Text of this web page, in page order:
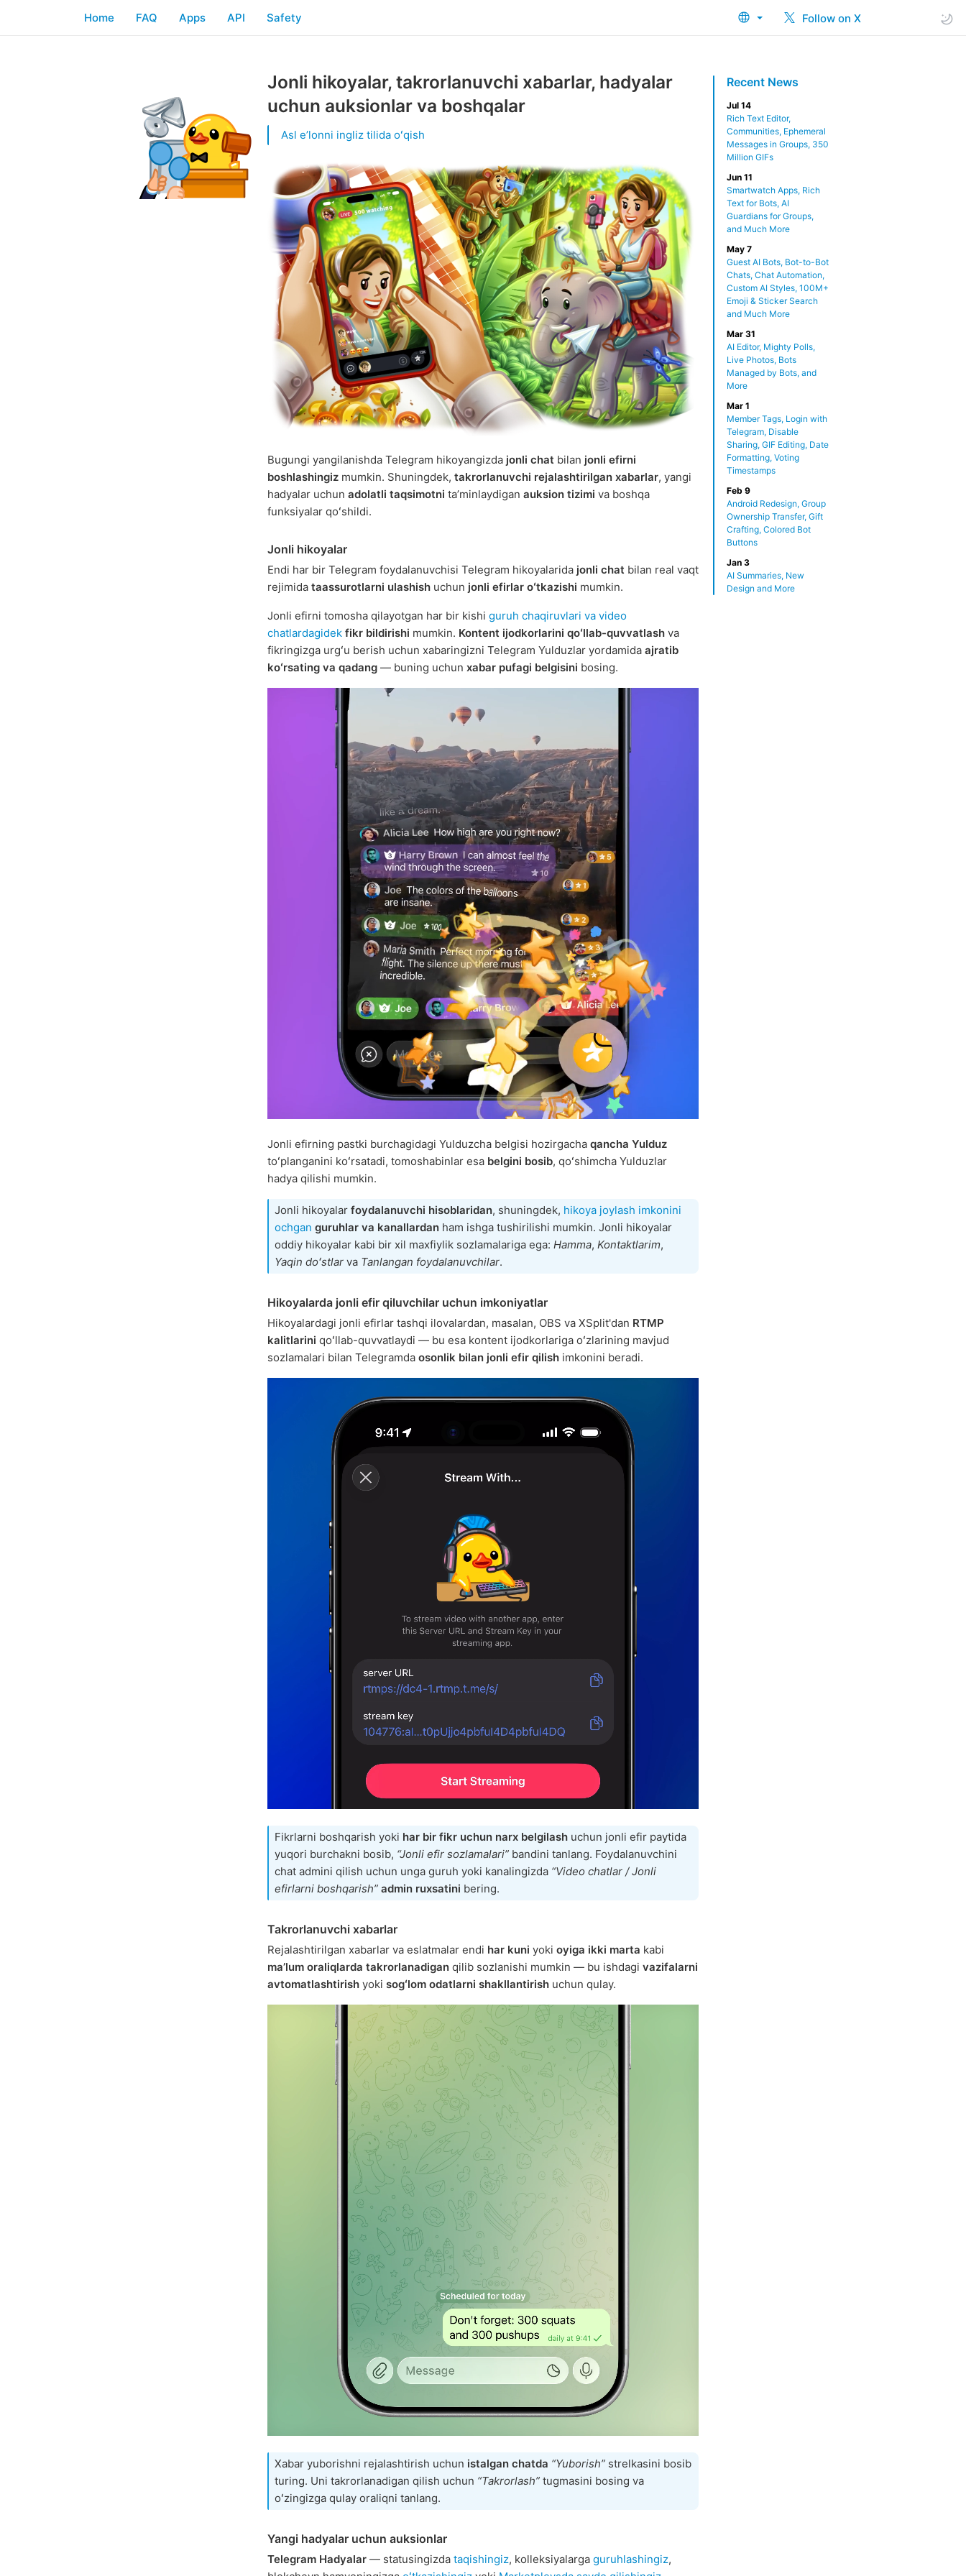
Follow on X
Home FAQ Apps API Safety
Recent News
Jul 14
Rich Text Editor,
Communities, Ephemeral
Messages in Groups, 350
Million GIFs
Jun 11
Smartwatch Apps, Rich
Text for Bots, AI
Guardians for Groups,
and Much More
May 7
Guest AI Bots, Bot-to-Bot
Chats, Chat Automation,
Custom AI Styles, 100M+
Emoji & Sticker Search
and Much More
Mar 31
AI Editor, Mighty Polls,
Live Photos, Bots
Managed by Bots, and
More
Mar 1
Member Tags, Login with
Telegram, Disable
Sharing, GIF Editing, Date
Formatting, Voting
Timestamps
Feb 9
Android Redesign, Group
Ownership Transfer, Gift
Crafting, Colored Bot
Buttons
Jan 3
AI Summaries, New
Design and More
Jonli hikoyalar, takrorlanuvchi xabarlar, hadyalar
uchun auksionlar va boshqalar
Asl eʼlonni ingliz tilida oʻqish
Bugungi yangilanishda Telegram hikoyangizda jonli chat bilan jonli efirni
boshlashingiz mumkin. Shuningdek, takrorlanuvchi rejalashtirilgan xabarlar, yangi
hadyalar uchun adolatli taqsimotni taʼminlaydigan auksion tizimi va boshqa
funksiyalar qoʻshildi.
Jonli hikoyalar
Endi har bir Telegram foydalanuvchisi Telegram hikoyalarida jonli chat bilan real vaqt
rejimida taassurotlarni ulashish uchun jonli efirlar oʻtkazishi mumkin.
Jonli efirni tomosha qilayotgan har bir kishi guruh chaqiruvlari va video
chatlardagidek fikr bildirishi mumkin. Kontent ijodkorlarini qoʻllab-quvvatlash va
fikringizga urgʻu berish uchun xabaringizni Telegram Yulduzlar yordamida ajratib
koʻrsating va qadang — buning uchun xabar pufagi belgisini bosing.
Jonli efirning pastki burchagidagi Yulduzcha belgisi hozirgacha qancha Yulduz
toʻplanganini koʻrsatadi, tomoshabinlar esa belgini bosib, qoʻshimcha Yulduzlar
hadya qilishi mumkin.
Jonli hikoyalar foydalanuvchi hisoblaridan, shuningdek, hikoya joylash imkonini
ochgan guruhlar va kanallardan ham ishga tushirilishi mumkin. Jonli hikoyalar
oddiy hikoyalar kabi bir xil maxfiylik sozlamalariga ega: Hamma, Kontaktlarim,
Yaqin doʻstlar va Tanlangan foydalanuvchilar.
Hikoyalarda jonli efir qiluvchilar uchun imkoniyatlar
Hikoyalardagi jonli efirlar tashqi ilovalardan, masalan, OBS va XSplit'dan RTMP
kalitlarini qoʻllab-quvvatlaydi — bu esa kontent ijodkorlariga oʻzlarining mavjud
sozlamalari bilan Telegramda osonlik bilan jonli efir qilish imkonini beradi.
Fikrlarni boshqarish yoki har bir fikr uchun narx belgilash uchun jonli efir paytida
yuqori burchakni bosib, “Jonli efir sozlamalari” bandini tanlang. Foydalanuvchini
chat admini qilish uchun unga guruh yoki kanalingizda “Video chatlar / Jonli
efirlarni boshqarish” admin ruxsatini bering.
Takrorlanuvchi xabarlar
Rejalashtirilgan xabarlar va eslatmalar endi har kuni yoki oyiga ikki marta kabi
maʼlum oraliqlarda takrorlanadigan qilib sozlanishi mumkin — bu ishdagi vazifalarni
avtomatlashtirish yoki sogʻlom odatlarni shakllantirish uchun qulay.
Xabar yuborishni rejalashtirish uchun istalgan chatda “Yuborish” strelkasini bosib
turing. Uni takrorlanadigan qilish uchun “Takrorlash” tugmasini bosing va
oʻzingizga qulay oraliqni tanlang.
Yangi hadyalar uchun auksionlar
Telegram Hadyalar — statusingizda taqishingiz, kolleksiyalarga guruhlashingiz,